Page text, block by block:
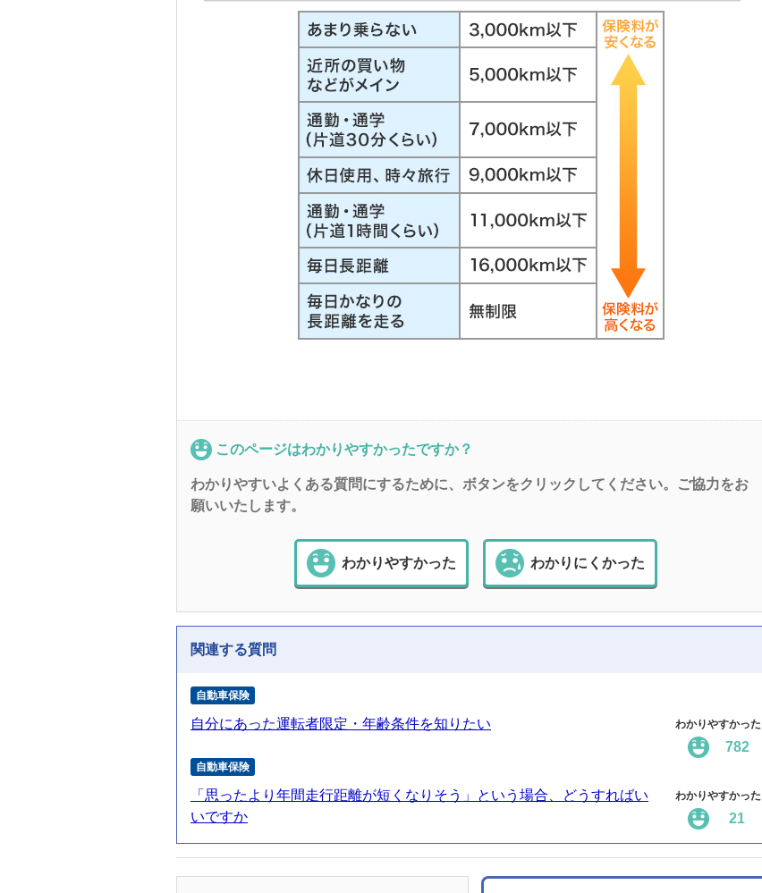
このページはわかりやすかったですか？
わかりやすいよくある質問にするために、ボタンをクリックしてください。ご協力をお
願いいたします。
わかりやすかった わかりにくかった
関連する質問
自動車保険
自分にあった運転者限定・年齢条件を知りたい わかりやすかった
782
自動車保険
「思ったより年間走行距離が短くなりそう」という場合、どうすればい
いですか
わかりやすかった
21